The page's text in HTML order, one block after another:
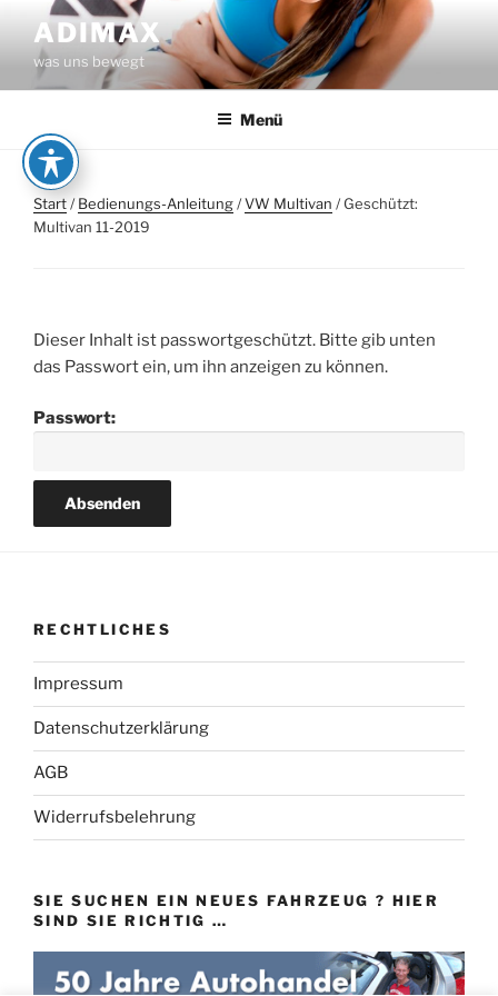
Inhalt
springen
ADIMAX
was uns bewegt
Menü
Start/Bedienungs-Anleitung/VW Multivan / Geschützt:
Multivan 11-2019
Dieser Inhalt ist passwortgeschützt. Bitte gib unten
das Passwort ein, um ihn anzeigen zu können.
Passwort:
RECHTLICHES
Impressum
Datenschutzerklärung
AGB
Widerrufsbelehrung
SIE SUCHEN EIN NEUES FAHRZEUG ? HIER
SIND SIE RICHTIG …